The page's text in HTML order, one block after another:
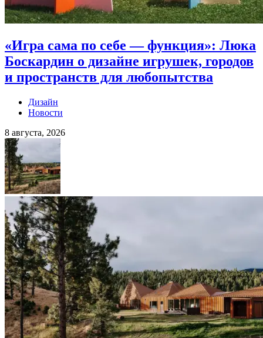
«Игра сама по себе — функция»: Люка
Боскардин о дизайне игрушек, городов
и пространств для любопытства
Дизайн
Новости
8 августа, 2026